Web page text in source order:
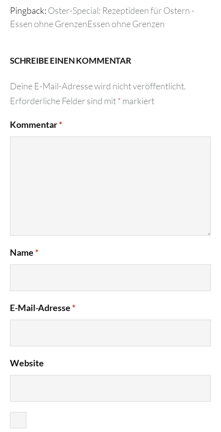
Pingback: Oster-Special: Rezeptideen für Ostern -
Essen ohne GrenzenEssen ohne Grenzen
SCHREIBE EINEN KOMMENTAR
Deine E-Mail-Adresse wird nicht veröffentlicht.
Erforderliche Felder sind mit* markiert
Kommentar*
Name *
E-Mail-Adresse *
Website